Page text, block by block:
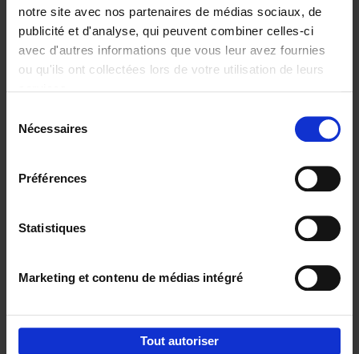
notre site avec nos partenaires de médias sociaux, de
publicité et d'analyse, qui peuvent combiner celles-ci
avec d'autres informations que vous leur avez fournies
ou qu'ils ont collectées lors de votre utilisation de leurs
Nécessaires
Préférences
Statistiques
Marketing et contenu de médias intégré
Tout autoriser
€37,50
Building Bonds = Building